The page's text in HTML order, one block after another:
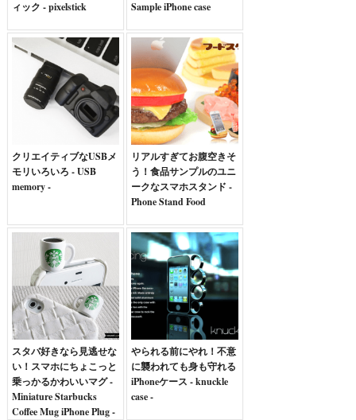
ィック - pixelstick
Sample iPhone case
クリエイティブなUSBメ
モリいろいろ - USB
memory -
リアルすぎてお腹空きそ
う！食品サンプルのユニ
ークなスマホスタンド -
Phone Stand Food
スタバ好きなら見逃せな
い！スマホにちょこっと
乗っかるかわいいマグ -
Miniature Starbucks
Coffee Mug iPhone Plug -
やられる前にやれ！不意
に襲われても身も守れる
iPhoneケース - knuckle
case -